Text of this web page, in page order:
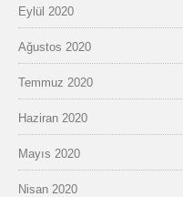
Eylül 2020
Ağustos 2020
Temmuz 2020
Haziran 2020
Mayıs 2020
Nisan 2020